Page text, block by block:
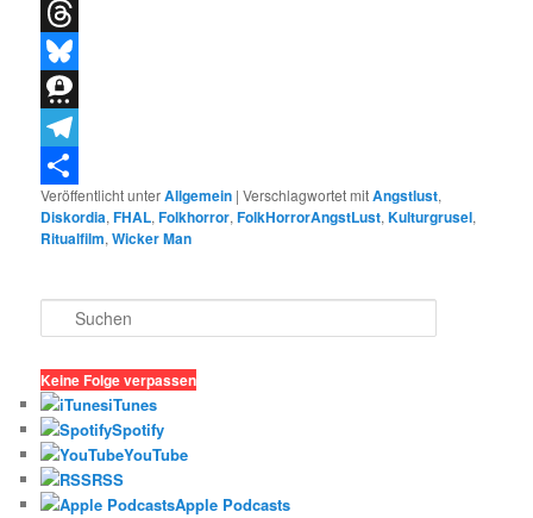
X
Threads
Bluesky
Threema
Telegram
Teilen
Veröffentlicht unterAllgemein |Verschlagwortet mitAngstlust,
Diskordia,FHAL,Folkhorror,FolkHorrorAngstLust,Kulturgrusel,
Ritualfilm,Wicker Man
u
h
e
n
Keine Folge verpassen
iTunes
Spotify
YouTube
RSS
Apple Podcasts